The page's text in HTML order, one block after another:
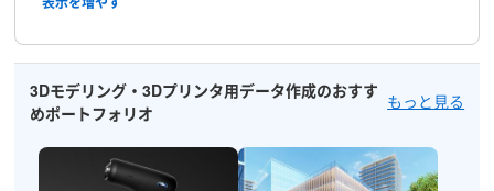
3Dモデリング・3Dプリンタ用データ作成のおすす
めポートフォリオ
もっと見る